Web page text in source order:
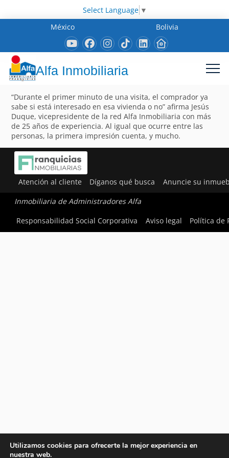
Select Language ▼
México
Bolivia
Alfa Inmobiliaria
“Durante el primer minuto de una visita, el comprador ya
sabe si está interesado en esa vivienda o no” afirma Jesús
Duque, vicepresidente de la red Alfa Inmobiliaria con más
de 25 años de experiencia. Al igual que ocurre entre las
personas, la primera impresión cuenta, y mucho.
Atención al cliente Díganos qué busca Anuncie su
Inmobiliaria de Administradores Alfa
Responsabilidad Social Corporativa
Aviso legal Política de
Utilizamos cookies para ofrecerte la mejor experiencia en
nuestra web.